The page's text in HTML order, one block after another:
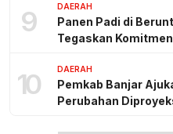
9 DAERAH
Panen Padi di
Tegaskan
10 DAERAH
Pemkab Banjar
Perubahan